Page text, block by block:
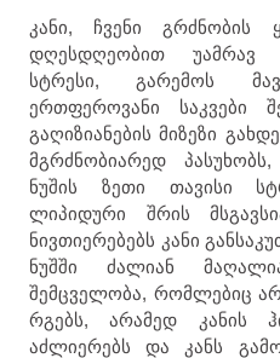
კანი, ჩვენი
დღესდღეობით უამრავ
სტრესი, გარემოს
ერთფეროვანი საკვები
გაღიზიანების მიზეზი
მგრძნობიარედ
ნუშის ზეთი თავისი
ლიპიდური შრის
ნივთიერებებს კანი
ნუშში ძალიან
შემცველობა, რომლებიც
რგებს, არამედ კანის
აძლიერებს და კანს